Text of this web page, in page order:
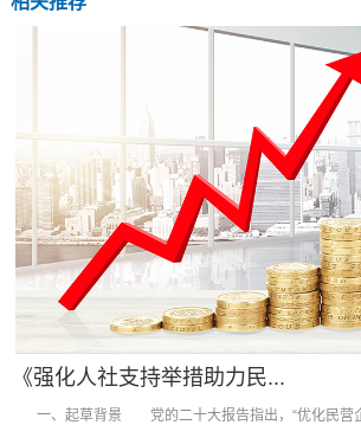
《强化人社支持举措助力民...
一、起草背景 党的二十大报告指出，“优化民营